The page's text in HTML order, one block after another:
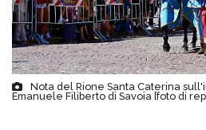
Nota del Rione Santa Caterina
Emanuele Filiberto di Savoia [foto di